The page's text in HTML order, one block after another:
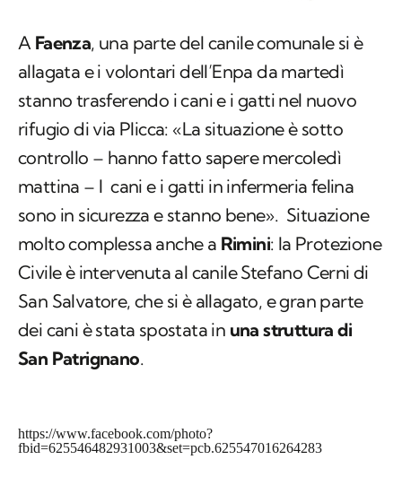
A Faenza, una parte del canile comunale si è
allagata e i volontari dell’Enpa da martedì
stanno trasferendo i cani e i gatti nel nuovo
rifugio di via Plicca: «La situazione è sotto
controllo – hanno fatto sapere mercoledì
mattina – I cani e i gatti in infermeria felina
sono in sicurezza e stanno bene». Situazione
molto complessa anche a Rimini: la Protezione
Civile è intervenuta al canile Stefano Cerni di
San Salvatore, che si è allagato, e gran parte
dei cani è stata spostata in una struttura di
San Patrignano.
https://www.facebook.com/photo?
fbid=625546482931003&set=pcb.625547016264283